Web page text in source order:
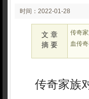
时间：2022-01-28
02:01
文 章
摘 要
传奇
血传
传奇家族